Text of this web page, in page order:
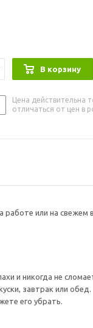
В корзину
Цена действительна
отличаться от цен в
или на свежем
и никогда не
завтрак или обед.
его убрать.